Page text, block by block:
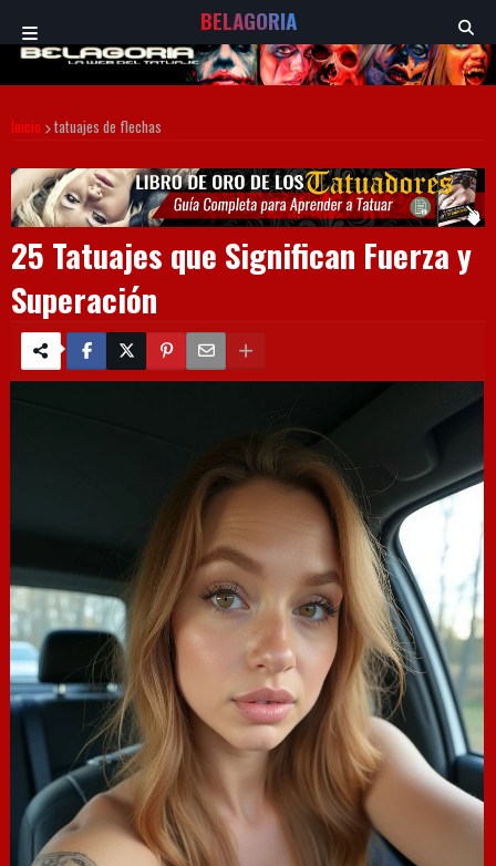
BELAGORIA
Inicio tatuajes de flechas
25 Tatuajes que Significan Fuerza y
Superación